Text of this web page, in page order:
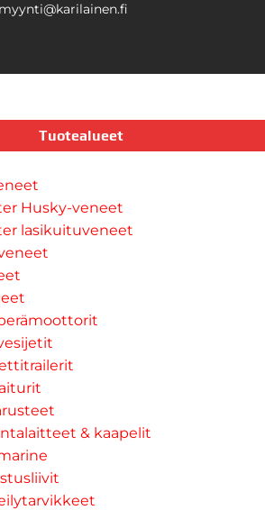
myynti@karilainen.fi
Tuotealueet
Husky-veneet
lasikuituveneet
& kaapelit